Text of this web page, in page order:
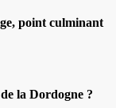
point culminant
la Dordogne ?